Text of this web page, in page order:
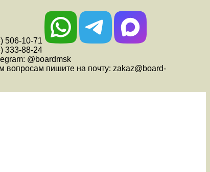
506-10-71
333-88-24
@boardmsk
вопросам пишите на почту: zakaz@board-